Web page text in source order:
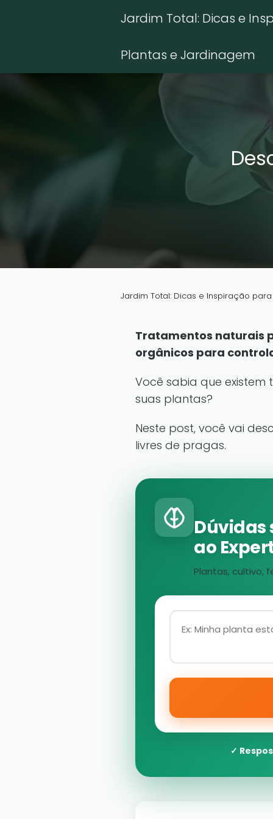
Jardim Total: Dicas e
Plantas e Jardinagem
Jardim Total: Dicas e Inspiração
Tratamentos naturais
orgânicos para
Você sabia que
suas plantas?
Neste post, você vai
livres de pragas.
Dúvidas
ao
Plantas, cultivo,
✓